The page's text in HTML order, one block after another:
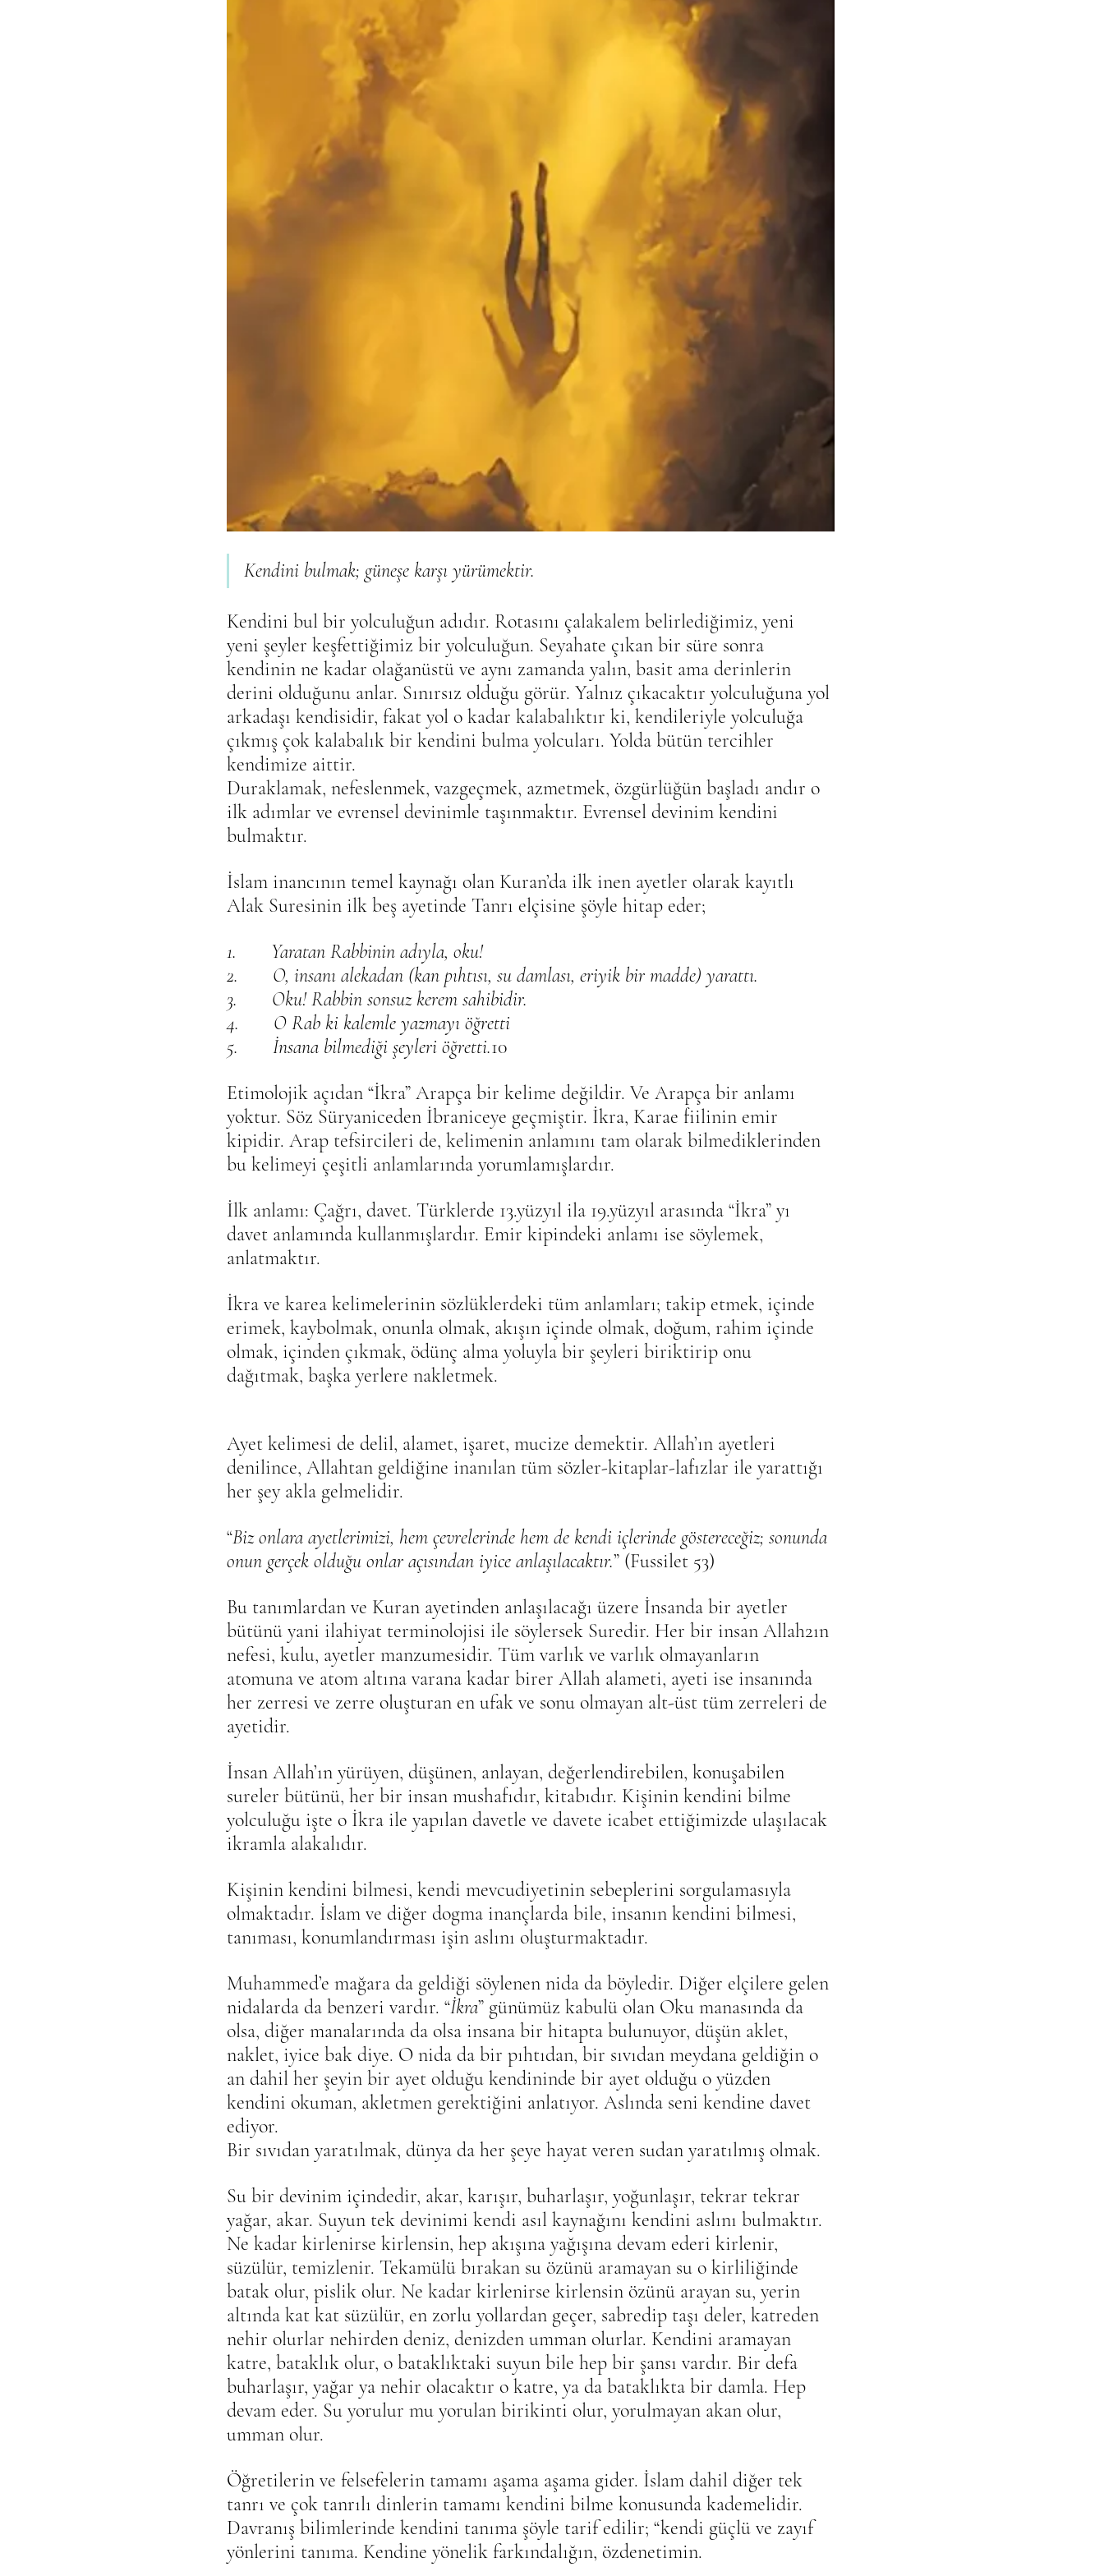
Kendini bulmak; güneşe karşı yürümektir.
Kendini bul bir yolculuğun adıdır. Rotasını çalakalem belirlediğimiz, yeni
yeni şeyler keşfettiğimiz bir yolculuğun. Seyahate çıkan bir süre sonra
kendinin ne kadar olağanüstü ve aynı zamanda yalın, basit ama derinlerin
derini olduğunu anlar. Sınırsız olduğu görür. Yalnız çıkacaktır yolculuğuna yol
arkadaşı kendisidir, fakat yol o kadar kalabalıktır ki, kendileriyle yolculuğa
çıkmış çok kalabalık bir kendini bulma yolcuları. Yolda bütün tercihler
kendimize aittir.
Duraklamak, nefeslenmek, vazgeçmek, azmetmek, özgürlüğün başladı andır o
ilk adımlar ve evrensel devinimle taşınmaktır. Evrensel devinim kendini
bulmaktır.
İslam inancının temel kaynağı olan Kuran’da ilk inen ayetler olarak kayıtlı
Alak Suresinin ilk beş ayetinde Tanrı elçisine şöyle hitap eder;
1.       Yaratan Rabbinin adıyla, oku!
2.       O, insanı alekadan (kan pıhtısı, su damlası, eriyik bir madde) yarattı.
3.       Oku! Rabbin sonsuz kerem sahibidir.
4.       O Rab ki kalemle yazmayı öğretti
5.       İnsana bilmediği şeyleri öğretti.10
Etimolojik açıdan “İkra” Arapça bir kelime değildir. Ve Arapça bir anlamı
yoktur. Söz Süryaniceden İbraniceye geçmiştir. İkra, Karae fiilinin emir
kipidir. Arap tefsircileri de, kelimenin anlamını tam olarak bilmediklerinden
bu kelimeyi çeşitli anlamlarında yorumlamışlardır.
İlk anlamı: Çağrı, davet. Türklerde 13.yüzyıl ila 19.yüzyıl arasında “İkra” yı
davet anlamında kullanmışlardır. Emir kipindeki anlamı ise söylemek,
anlatmaktır.
İkra ve karea kelimelerinin sözlüklerdeki tüm anlamları; takip etmek, içinde
erimek, kaybolmak, onunla olmak, akışın içinde olmak, doğum, rahim içinde
olmak, içinden çıkmak, ödünç alma yoluyla bir şeyleri biriktirip onu
dağıtmak, başka yerlere nakletmek.
Ayet kelimesi de delil, alamet, işaret, mucize demektir. Allah’ın ayetleri
denilince, Allahtan geldiğine inanılan tüm sözler-kitaplar-lafızlar ile yarattığı
her şey akla gelmelidir.
“Biz onlara ayetlerimizi, hem çevrelerinde hem de kendi içlerinde göstereceğiz; sonunda
onun gerçek olduğu onlar açısından iyice anlaşılacaktır.” (Fussilet 53)
Bu tanımlardan ve Kuran ayetinden anlaşılacağı üzere İnsanda bir ayetler
bütünü yani ilahiyat terminolojisi ile söylersek Suredir. Her bir insan Allah2ın
nefesi, kulu, ayetler manzumesidir. Tüm varlık ve varlık olmayanların
atomuna ve atom altına varana kadar birer Allah alameti, ayeti ise insanında
her zerresi ve zerre oluşturan en ufak ve sonu olmayan alt-üst tüm zerreleri de
ayetidir.
İnsan Allah’ın yürüyen, düşünen, anlayan, değerlendirebilen, konuşabilen
sureler bütünü, her bir insan mushafıdır, kitabıdır. Kişinin kendini bilme
yolculuğu işte o İkra ile yapılan davetle ve davete icabet ettiğimizde ulaşılacak
ikramla alakalıdır.
Kişinin kendini bilmesi, kendi mevcudiyetinin sebeplerini sorgulamasıyla
olmaktadır. İslam ve diğer dogma inançlarda bile, insanın kendini bilmesi,
tanıması, konumlandırması işin aslını oluşturmaktadır.
Muhammed’e mağara da geldiği söylenen nida da böyledir. Diğer elçilere gelen
nidalarda da benzeri vardır. “İkra” günümüz kabulü olan Oku manasında da
olsa, diğer manalarında da olsa insana bir hitapta bulunuyor, düşün aklet,
naklet, iyice bak diye. O nida da bir pıhtıdan, bir sıvıdan meydana geldiğin o
an dahil her şeyin bir ayet olduğu kendininde bir ayet olduğu o yüzden
kendini okuman, akletmen gerektiğini anlatıyor. Aslında seni kendine davet
ediyor.
Bir sıvıdan yaratılmak, dünya da her şeye hayat veren sudan yaratılmış olmak.
Su bir devinim içindedir, akar, karışır, buharlaşır, yoğunlaşır, tekrar tekrar
yağar, akar. Suyun tek devinimi kendi asıl kaynağını kendini aslını bulmaktır.
Ne kadar kirlenirse kirlensin, hep akışına yağışına devam ederi kirlenir,
süzülür, temizlenir. Tekamülü bırakan su özünü aramayan su o kirliliğinde
batak olur, pislik olur. Ne kadar kirlenirse kirlensin özünü arayan su, yerin
altında kat kat süzülür, en zorlu yollardan geçer, sabredip taşı deler, katreden
nehir olurlar nehirden deniz, denizden umman olurlar. Kendini aramayan
katre, bataklık olur, o bataklıktaki suyun bile hep bir şansı vardır. Bir defa
buharlaşır, yağar ya nehir olacaktır o katre, ya da bataklıkta bir damla. Hep
devam eder. Su yorulur mu yorulan birikinti olur, yorulmayan akan olur,
umman olur.
Öğretilerin ve felsefelerin tamamı aşama aşama gider. İslam dahil diğer tek
tanrı ve çok tanrılı dinlerin tamamı kendini bilme konusunda kademelidir.
Davranış bilimlerinde kendini tanıma şöyle tarif edilir; “kendi güçlü ve zayıf
yönlerini tanıma. Kendine yönelik farkındalığın, özdenetimin.